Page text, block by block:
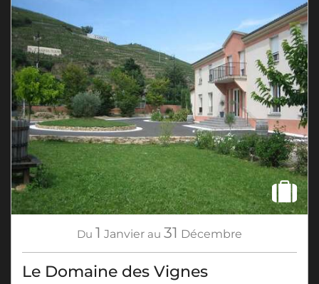
Du 1 Janvier au 31 Décembre
Le Domaine des Vignes